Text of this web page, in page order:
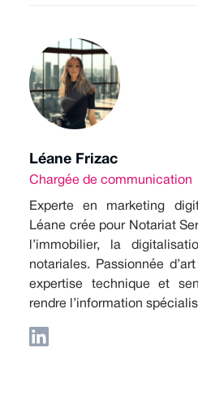
Léane Frizac
Chargée de communication
Experte en marketing
Léane crée pour Notariat
l’immobilier, la
notariales. Passionnée
expertise technique et
rendre l’information